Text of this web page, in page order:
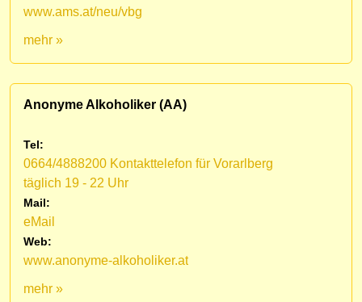
www.ams.at/neu/vbg
mehr »
Anonyme Alkoholiker (AA)
Tel:
0664/4888200 Kontakttelefon für Vorarlberg
täglich 19 - 22 Uhr
Mail:
eMail
Web:
www.anonyme-alkoholiker.at
mehr »